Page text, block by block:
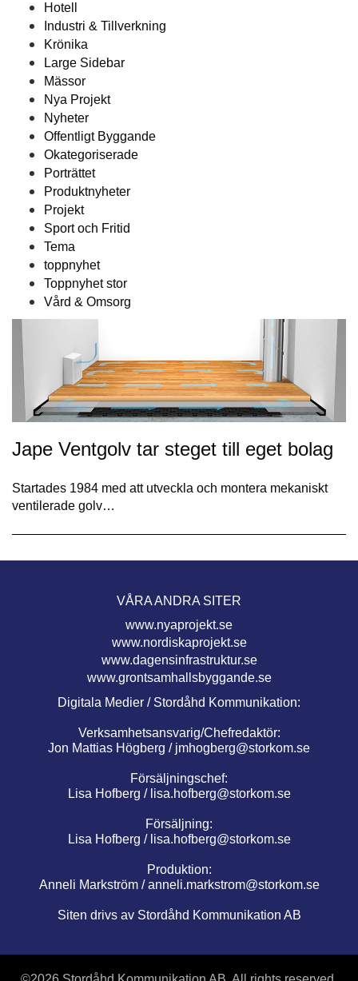
Hotell
Industri & Tillverkning
Krönika
Large Sidebar
Mässor
Nya Projekt
Nyheter
Offentligt Byggande
Okategoriserade
Porträttet
Produktnyheter
Projekt
Sport och Fritid
Tema
toppnyhet
Toppnyhet stor
Vård & Omsorg
Jape Ventgolv tar steget till eget bolag
Startades 1984 med att utveckla och montera mekaniskt
ventilerade golv…
VÅRA ANDRA SITER
www.nyaprojekt.se
www.nordiskaprojekt.se
www.dagensinfrastruktur.se
www.grontsamhallsbyggande.se
Digitala Medier / Stordåhd Kommunikation:
Verksamhetsansvarig/Chefredaktör:
Jon Mattias Högberg / jmhogberg@storkom.se
Försäljningschef:
Lisa Hofberg / lisa.hofberg@storkom.se
Försäljning:
Lisa Hofberg / lisa.hofberg@storkom.se
Produktion:
Anneli Markström /anneli.markstrom@storkom.se
Siten drivs av Stordåhd Kommunikation AB